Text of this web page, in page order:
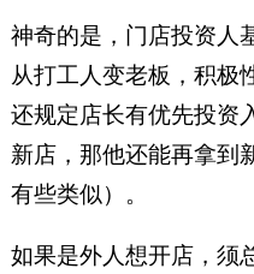
神奇的是，门店投资人
从打工人变老板，积极
还规定店长有优先投资
新店，那他还能再拿到
有些类似）。
如果是外人想开店，须